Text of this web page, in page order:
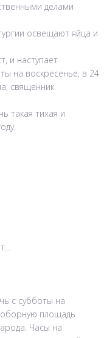
делами
освещают яйца и
и наступает
на воскресенье, в 24
священник
такая тихая и
с субботы на
площадь
Часы на